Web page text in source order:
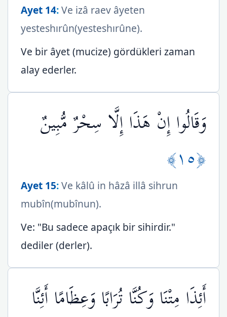
Ayet 14:Ve izâ raev âyeten
yesteshırûn(yesteshırûne).
Ve bir âyet (mucize) gördükleri zaman
alay ederler.
وَقَالُوا إِنْ هَذَا إِلَّا سِحْرٌ مُّبِينٌ
﴿١٥﴾
Ayet 15:Ve kâlû in hâzâ illâ sihrun
mubîn(mubînun).
Ve: "Bu sadece apaçık bir sihirdir."
dediler (derler).
أَئِذَا مِتْنَا وَكُنَّا تُرَابًا وَعِظَامًا أَئِنَّا